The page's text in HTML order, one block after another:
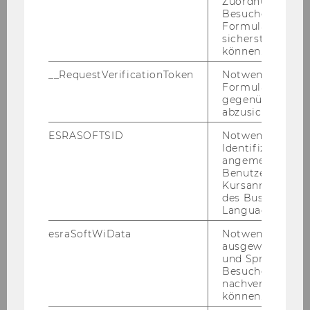
M. ist ein wun­der­vol­ler Junge der mir in der
Zeit, seit­dem ich ihn kenne, sehr viel Freu­de
ge­bracht hat. Die wö­chent­li­chen zwei Lern­
stun­den mit ihm ver­ge­hen immer be­son­ders
Besucher zu
sicherstellen zu
können.
__RequestVerificationToken
Notwendig, um
gegenüber
abzusichern.
ESRASOFTSID
Notwendig zur
Identifizierung
angemeldeten
Benutzers im
des Business
Language
esraSoftWiData
Notwendig um
ausgewählte
und
Besuchers
nachverfolgen
können.